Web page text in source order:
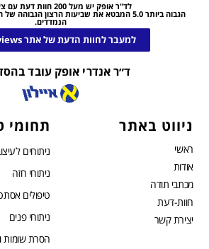
לד"ר אופק יש מעל 200 חוות דעת עם ציון ממוצע
הגבוה ביותר 5.0 המבטא את שביעות הרצון
הנמדדים.
למעבר לחוות הדעת של אתר MedReviews
ד״ר אנדרי אופק עובד
ניווט באתר
ראשי
אודות
מכתבי תודה
חוות-דעת
יצירת קשר
תחומי
ניתוחים
ניתוחי חזה
טיפולים
ניתוחי פנים
הסרת שומות